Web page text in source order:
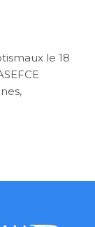
le 18